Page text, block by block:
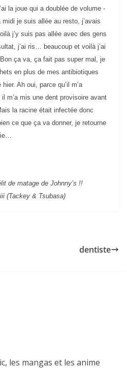
la joue qui a doublée de volume -
midi je suis allée au resto, j’avais
j’y suis pas allée avec des gens
j’ai ris… beaucoup et voilà j’ai
ça va, ça fait pas super mal, je
en plus de mes antibiotiques
Ah oui, parce qu’il m’a
m’a mis une dent provisoire avant
la racine était infectée donc
ce que ça va donner, je retourne
de matage de Johnny’s !!
(Tackey & Tsubasa)
dentiste
les mangas et les anime